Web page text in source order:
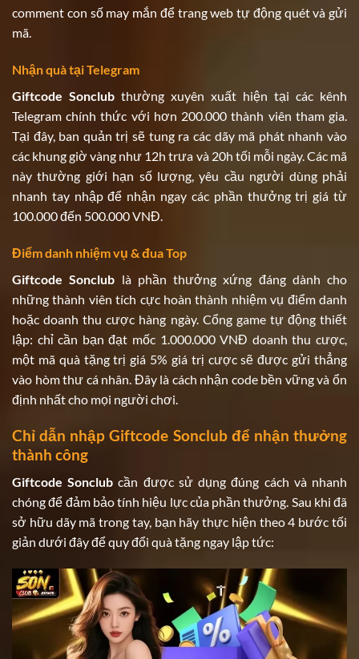
comment con số may mắn để trang web tự động quét và gửi
mã.
Nhận quà tại Telegram
Giftcode Sonclub thường xuyên xuất hiện tại các kênh
Telegram chính thức với hơn 200.000 thành viên tham gia.
Tại đây, ban quản trị sẽ tung ra các dãy mã phát nhanh vào
các khung giờ vàng như 12h trưa và 20h tối mỗi ngày. Các mã
này thường giới hạn số lượng, yêu cầu người dùng phải
nhanh tay nhập để nhận ngay các phần thưởng trị giá từ
100.000 đến 500.000 VNĐ.
Điểm danh nhiệm vụ & đua Top
Giftcode Sonclub là phần thưởng xứng đáng dành cho
những thành viên tích cực hoàn thành nhiệm vụ điểm danh
hoặc doanh thu cược hàng ngày. Cổng game tự động thiết
lập: chỉ cần bạn đạt mốc 1.000.000 VNĐ doanh thu cược,
một mã quà tặng trị giá 5% giá trị cược sẽ được gửi thẳng
vào hòm thư cá nhân. Đây là cách nhận code bền vững và ổn
định nhất cho mọi người chơi.
Chỉ dẫn nhập Giftcode Sonclub để nhận thưởng
thành công
Giftcode Sonclub cần được sử dụng đúng cách và nhanh
chóng để đảm bảo tính hiệu lực của phần thưởng. Sau khi đã
sở hữu dãy mã trong tay, bạn hãy thực hiện theo 4 bước tối
giản dưới đây để quy đổi quà tặng ngay lập tức: